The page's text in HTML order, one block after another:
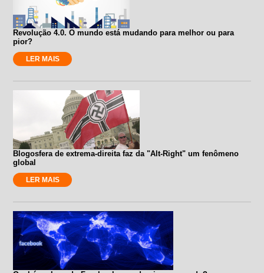
Revolução 4.0. O mundo está mudando para melhor ou para
pior?
LER MAIS
Blogosfera de extrema-direita faz da "Alt-Right" um fenômeno
global
LER MAIS